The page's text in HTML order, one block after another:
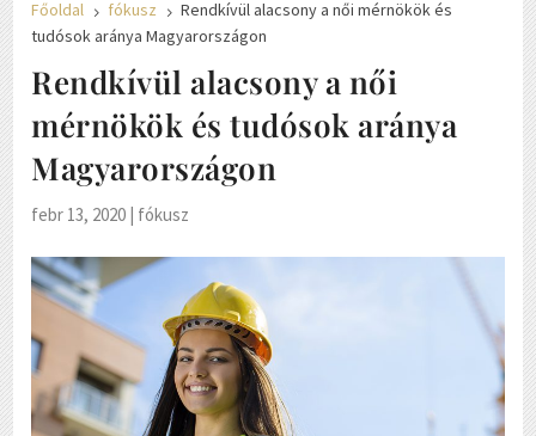
Főoldal 5 fókusz 5 Rendkívül alacsony a női mérnökök és
tudósok aránya Magyarországon
Rendkívül alacsony a női
mérnökök és tudósok aránya
Magyarországon
febr 13, 2020 fókusz